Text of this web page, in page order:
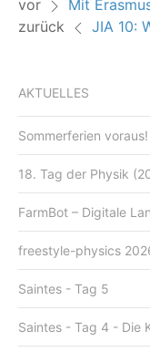
vor
Mit
zurück
JIA 10:
AKTUELLES
Sommerferien voraus!
18. Tag der Physik
FarmBot – Digitale
freestyle-physics
Saintes - Tag 5
Saintes - Tag 4 - Die